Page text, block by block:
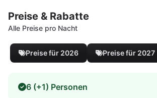
Preise & Rabatte
Alle Preise pro Nacht
Preise für 2026 Preise für 2027
6 (+1) Personen